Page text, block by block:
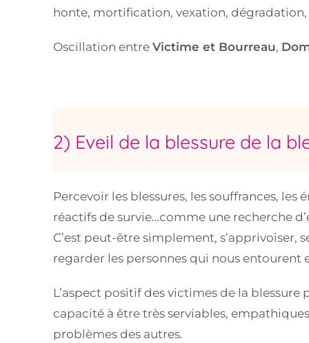
honte, mortification, vexation, dégradation,
Oscillation entreVictime et Bourreau,
2) Eveil de la blessure de la
Percevoir les blessures, les souffrances,
réactifs de survie…comme une recherche
C’est peut-être simplement, s’apprivoiser,
regarder les personnes qui nous entourent
L’aspect positif des victimes de la
capacité à être très serviables,
problèmes des autres.